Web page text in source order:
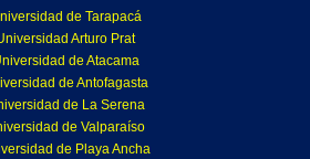
de Tarapacá
Arturo Prat
de Atacama
de Antofagasta
de La Serena
de Valparaíso
de Playa Ancha